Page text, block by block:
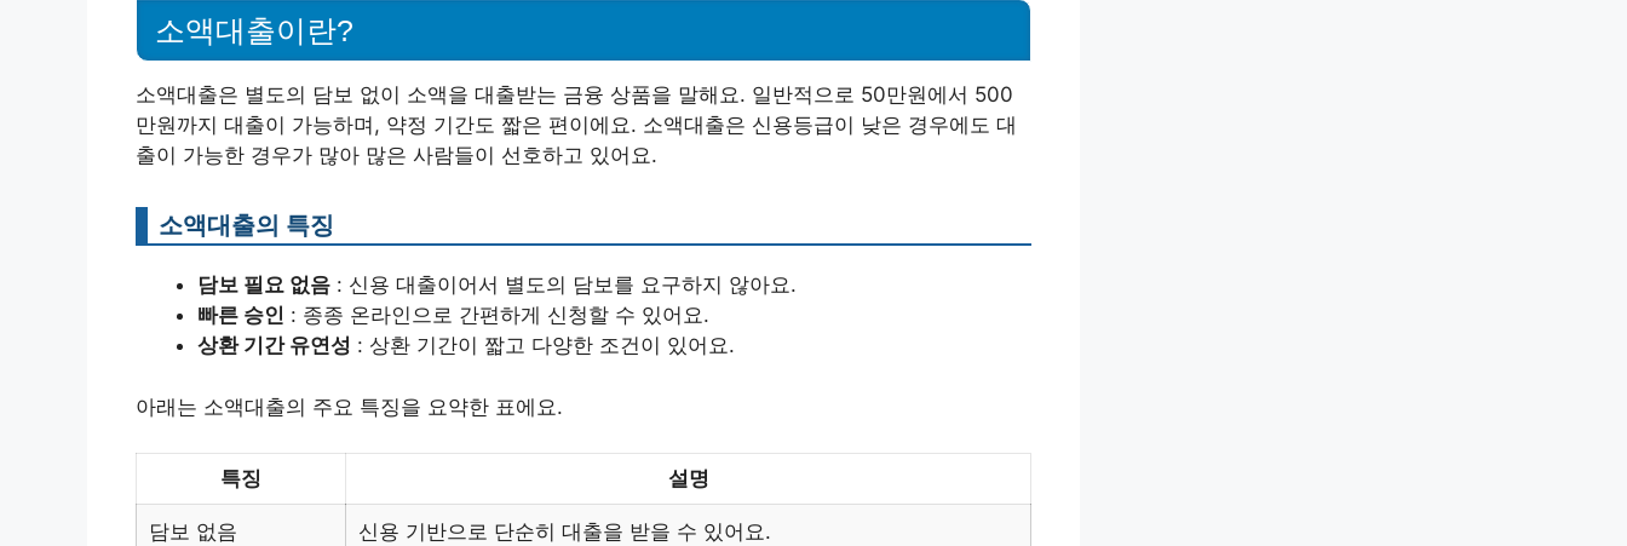
소액대출이란?
소액대출은 별도의 담보 없이 소액을 대출받는 금융 상품을 말해요. 일반적으로 50만원에서 500
만원까지 대출이 가능하며, 약정 기간도 짧은 편이에요. 소액대출은 신용등급이 낮은 경우에도 대
출이 가능한 경우가 많아 많은 사람들이 선호하고 있어요.
소액대출의 특징
담보 필요 없음 : 신용 대출이어서 별도의 담보를 요구하지 않아요.
빠른 승인 : 종종 온라인으로 간편하게 신청할 수 있어요.
상환 기간 유연성 : 상환 기간이 짧고 다양한 조건이 있어요.
아래는 소액대출의 주요 특징을 요약한 표에요.
특징 설명
담보 없음 신용 기반으로 단순히 대출을 받을 수 있어요.